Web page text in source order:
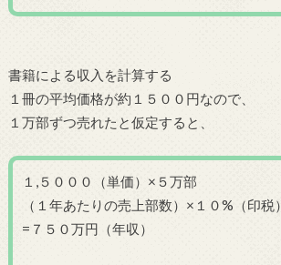
書籍による収入を計算する
１冊の平均価格が約１５００円なので、
１万部ずつ売れたと仮定すると、
１,５０００（単価）×５万部
（１年あたりの売上部数）×１０%（印税）
=７５０万円（年収）